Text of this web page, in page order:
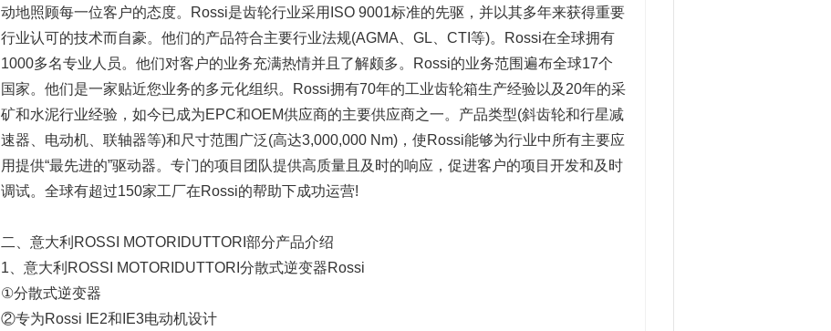
动地照顾每一位客户的态度。Rossi是齿轮行业采用ISO 9001标准的先驱，并以其多年来获得重要
行业认可的技术而自豪。他们的产品符合主要行业法规(AGMA、GL、CTI等)。Rossi在全球拥有
1000多名专业人员。他们对客户的业务充满热情并且了解颇多。Rossi的业务范围遍布全球17个
国家。他们是一家贴近您业务的多元化组织。Rossi拥有70年的工业齿轮箱生产经验以及20年的采
矿和水泥行业经验，如今已成为EPC和OEM供应商的主要供应商之一。产品类型(斜齿轮和行星减
速器、电动机、联轴器等)和尺寸范围广泛(高达3,000,000 Nm)，使Rossi能够为行业中所有主要应
用提供“最先进的”驱动器。专门的项目团队提供高质量且及时的响应，促进客户的项目开发和及时
调试。全球有超过150家工厂在Rossi的帮助下成功运营!
二、意大利ROSSI MOTORIDUTTORI部分产品介绍
1、意大利ROSSI MOTORIDUTTORI分散式逆变器Rossi
①分散式逆变器
②专为Rossi IE2和IE3电动机设计